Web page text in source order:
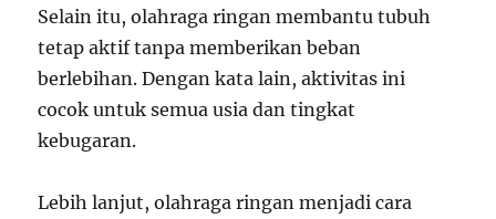
Selain itu, olahraga ringan membantu tubuh
tetap aktif tanpa memberikan beban
berlebihan. Dengan kata lain, aktivitas ini
cocok untuk semua usia dan tingkat
kebugaran.
Lebih lanjut, olahraga ringan menjadi cara